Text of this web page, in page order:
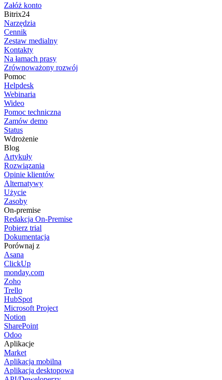
Załóż konto
Bitrix24
Narzędzia
Cennik
Zestaw medialny
Kontakty
Na łamach prasy
Zrównoważony rozwój
Pomoc
Helpdesk
Webinaria
Wideo
Pomoc techniczna
Zamów demo
Status
Wdrożenie
Blog
Artykuły
Rozwiązania
Opinie klientów
Alternatywy
Użycie
Zasoby
On-premise
Redakcja On-Premise
Pobierz trial
Dokumentacja
Porównaj z
Asana
ClickUp
monday.com
Zoho
Trello
HubSpot
Microsoft Project
Notion
SharePoint
Odoo
Aplikacje
Market
Aplikacja mobilna
Aplikacja desktopowa